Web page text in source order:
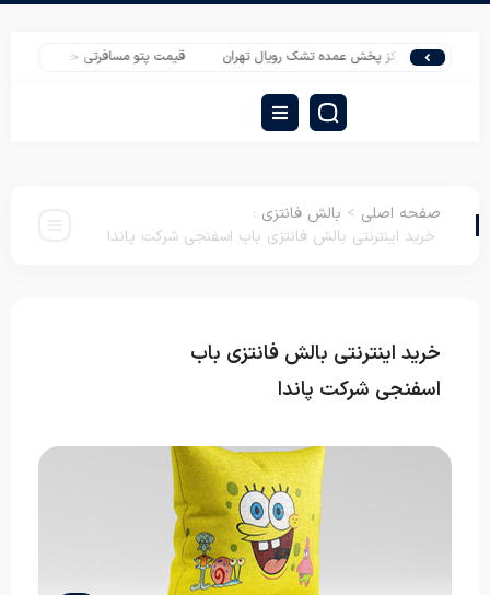
مرکز پخش عمده تشک رویال تهران قیمت پتو مسافرتی خارجی به صورت عمده
صفحه اصلی > بالش فانتزی :
خرید اینترنتی بالش فانتزی باب اسفنجی شرکت پاندا
خرید اینترنتی بالش فانتزی باب
اسفنجی شرکت پاندا